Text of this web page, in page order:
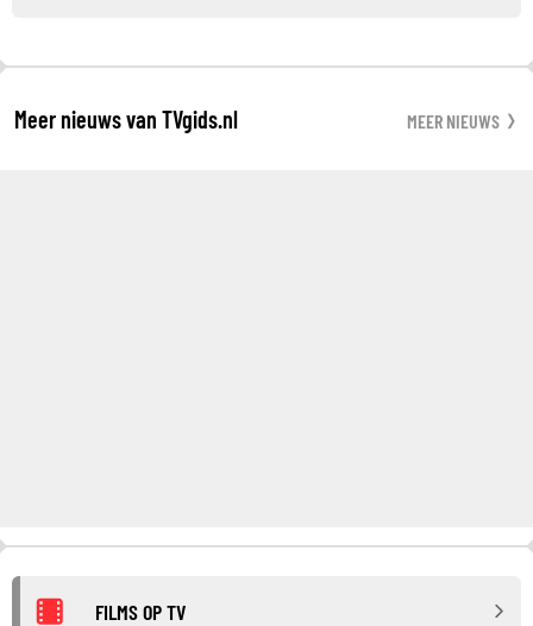
Meer nieuws van TVgids.nl MEER NIEUWS
FILMS OP TV